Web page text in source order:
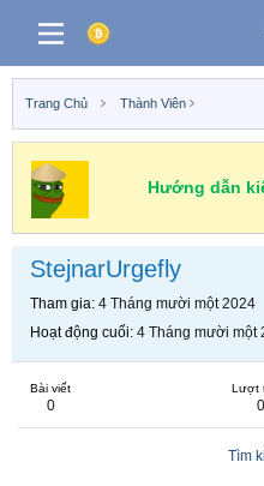
Trang Chủ Thành Viên
Hướng dẫn
StejnarUrgefly
Tham gia 4 Tháng mười một 2024
Hoạt động cuối 4 Tháng mười một
Bài viết
0
Lượt
0
Tìm